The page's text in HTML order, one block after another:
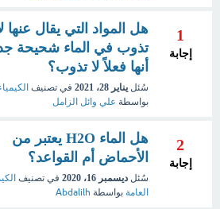
1
إجابة
هل المواد التي يقال عنها
تذوب في الماء شحيحة
أنها فعلاً لا تذوب؟
سُئل يناير 28، 2021 في تصنيف
بواسطة علي وائل الزامل
2
إجابة
هل الماء H2O يعتبر من
الأحماض أم القواعد؟
سُئل ديسمبر 16، 2020 في تصنيف
العامة بواسطة Abdalilh